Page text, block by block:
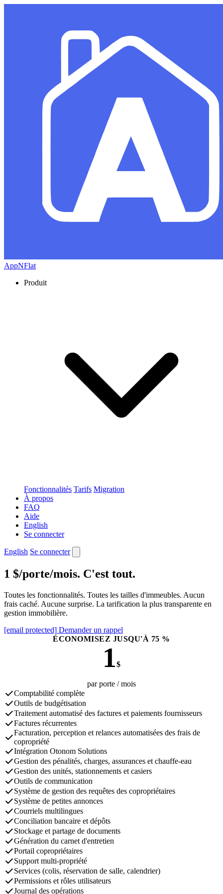
AppNFlat
Produit
Fonctionnalités Tarifs Migration
À propos
FAQ
Aide
English
Se connecter
English Se connecter
1 $/porte/mois. C'est tout.
Toutes les fonctionnalités. Toutes les tailles d'immeubles. Aucun
frais caché. Aucune surprise. La tarification la plus transparente en
gestion immobilière.
[email protected] Demander un rappel
ÉCONOMISEZ JUSQU'À 75 %
1$
par porte / mois
Comptabilité complète
Outils de budgétisation
Traitement automatisé des factures et paiements fournisseurs
Factures récurrentes
Facturation, perception et relances automatisées des frais de
copropriété
Intégration Otonom Solutions
Gestion des pénalités, charges, assurances et chauffe-eau
Gestion des unités, stationnements et casiers
Outils de communication
Système de gestion des requêtes des copropriétaires
Système de petites annonces
Courriels multilingues
Conciliation bancaire et dépôts
Stockage et partage de documents
Génération du carnet d'entretien
Portail copropriétaires
Support multi-propriété
Services (colis, réservation de salle, calendrier)
Permissions et rôles utilisateurs
Journal des opérations